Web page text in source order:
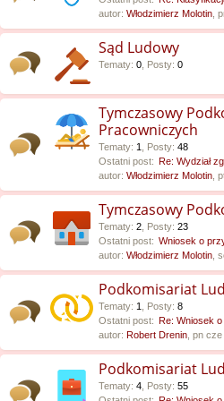
autor: Włodzimierz Molotin ,
Sąd Ludowy
Tematy: 0 Posty: 0
Tymczasowy
Pracowniczych
Tematy: 1 Posty: 48
Ostatni post: Re: Wydział
autor: Włodzimierz Molotin ,
Tymczasowy
Tematy: 2 Posty: 23
Ostatni post: Wniosek o
autor: Włodzimierz Molotin ,
Podkomisariat
Tematy: 1 Posty: 8
Ostatni post: Re: Wniosek
autor: Robert Drenin , pn
Podkomisariat
Tematy: 4 Posty: 55